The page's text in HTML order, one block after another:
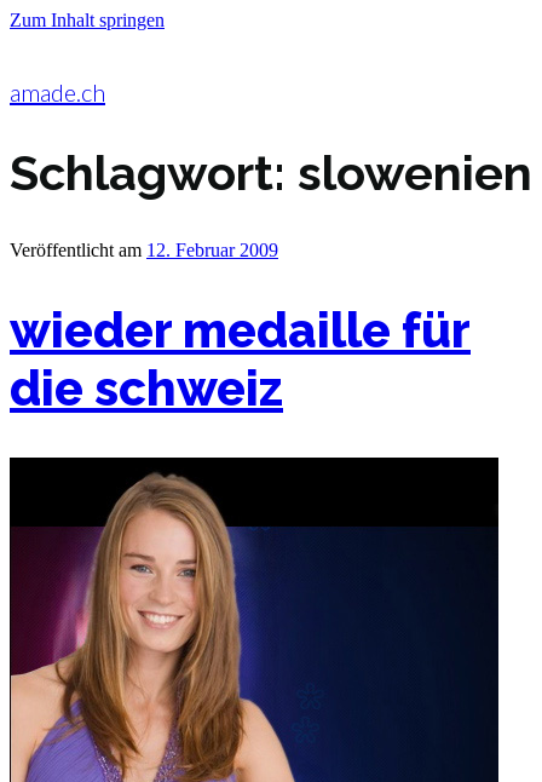
Zum Inhalt springen
amade.ch
Schlagwort: slowenien
Veröffentlicht am 12. Februar 2009
wieder medaille für
die schweiz